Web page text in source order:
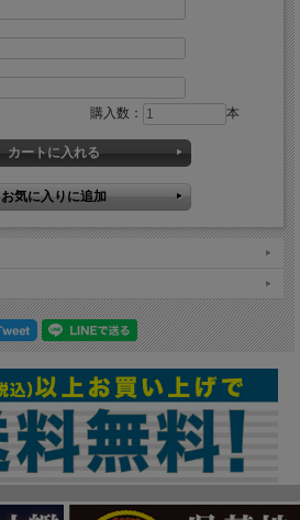
購入数： 本